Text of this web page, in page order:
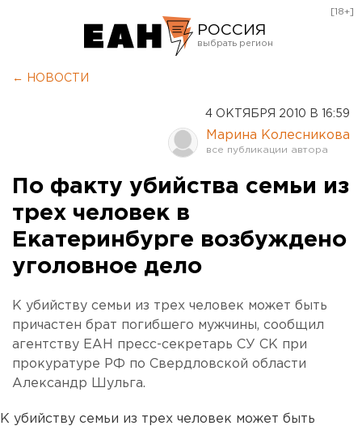
РОССИЯ
Оренбург
[18+]
← НОВОСТИ
4 ОКТЯБРЯ 2010 В 16:59
Марина Колесникова
По факту убийства семьи из
трех человек в
Екатеринбурге возбуждено
уголовное дело
К убийству семьи из трех человек может быть
причастен брат погибшего мужчины, сообщил
агентству ЕАН пресс-секретарь СУ СК при
прокуратуре РФ по Свердловской области
Александр Шульга.
К убийству семьи из трех человек может быть